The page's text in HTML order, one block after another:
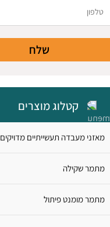
שלח
קטלוג מוצרים
מאזני מעבדה תעשייתיים מדויקים
מתמר שקילה
מתמר מומנט פיתול